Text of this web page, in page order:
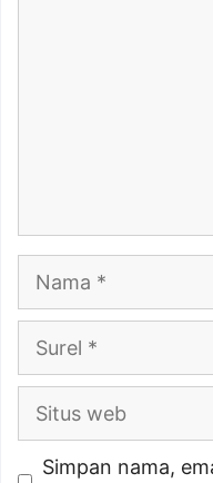
Surel
Situs
Simpan nama,